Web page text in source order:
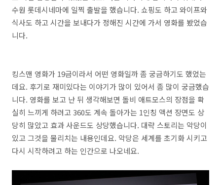
수원 롯데시네마에 일찍 출발을 했습니다. 쇼핑도 하고 와이프와
식사도 하고 시간을 보내다가 정해진 시간에 가서 영화를 봤었습
니다.
킹스맨 영화가 19금이라서 어떤 영화일까 좀 궁금하기도 했었는
데요. 후기로 재미있다는 이야기가 많이 있어서 좀 많이 궁금했습
니다. 영화를 보고 난 뒤 생각해보면 돌비 애트모스의 장점을 확
실히 느끼게 하려고 360도 계속 돌아가는 1인칭 액션 장면도 상
당히 많았고 효과 사운드도 상당했습니다. 대략 스토리는 악당이
있고 그것을 물리치는 내용인데요. 악당은 세계를 초기화 시키고
다시 시작하려고 하는 인간으로 나오네요.